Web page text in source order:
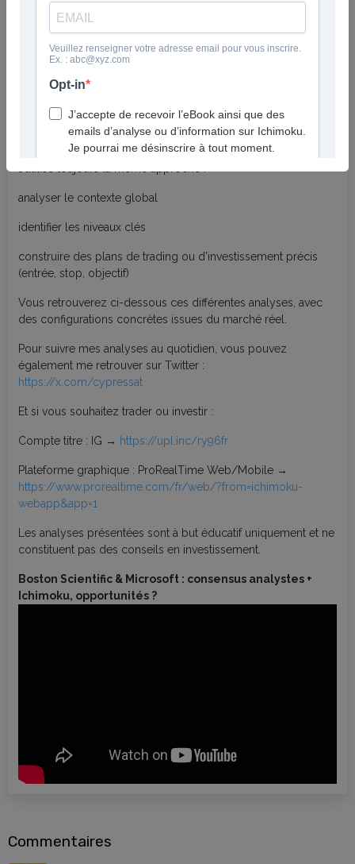
Le 30/03/2026
Je publie régulièrement des analyses de marché basées sur
Ichimokuet les chandeliers japonais.
Dans cet article, je regroupe mes 5 dernières analyses vidéo
afin de vous permettre d’avoir une vue d’ensemble des
opportunités actuelles sur les marchés financiers : actions,
indices, forex.
analyser le contexte global
identifier les niveaux clés
construire des plans de trading ou d'investissement précis
(entrée, stop, objectif)
Vous retrouverez ci-dessous ces différentes analyses, avec
des configurations concrètes issues du marché réel.
Pour suivre mes analyses au quotidien, vous pouvez
également me retrouver sur Twitter :
https://x.com/cypressat
Et si vous souhaitez trader ou investir :
Compte titre : IG → https://upl.inc/ry96fr
Plateforme graphique : ProRealTime Web/Mobile →
https://www.prorealtime.com/fr/web/?from=ichimoku-
webapp&app=1
Les analyses présentées sont à but éducatif uniquement et ne
constituent pas des conseils en investissement.
Boston Scientific & Microsoft : consensus analystes +
Ichimoku, opportunités ?
Commentaires